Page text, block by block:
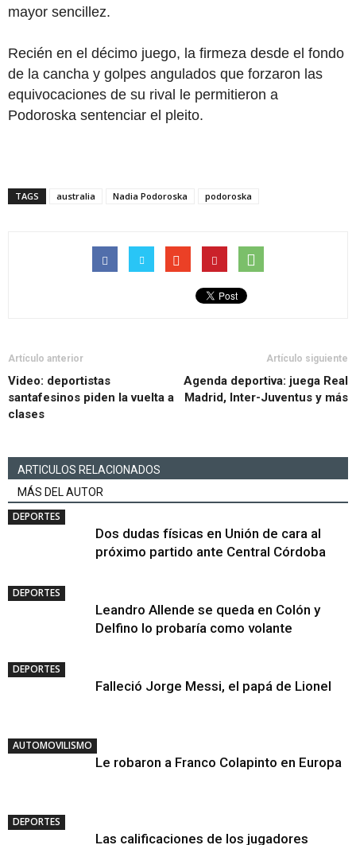
mayor sencillez.
Recién en el décimo juego, la firmeza desde el fondo
de la cancha y golpes angulados que forzaron las
equivocaciones de su rival le permitieron a
Podoroska sentenciar el pleito.
TAGS australia Nadia Podoroska podoroska
Artículo anterior
Video: deportistas
santafesinos piden la vuelta a
clases
Artículo siguiente
Agenda deportiva: juega Real
Madrid, Inter-Juventus y más
ARTICULOS RELACIONADOS
MÁS DEL AUTOR
DEPORTES
Dos dudas físicas en Unión de cara al
próximo partido ante Central Córdoba
DEPORTES
Leandro Allende se queda en Colón y
Delfino lo probaría como volante
DEPORTES
Falleció Jorge Messi, el papá de Lionel
AUTOMOVILISMO
Le robaron a Franco Colapinto en Europa
DEPORTES
Las calificaciones de los jugadores